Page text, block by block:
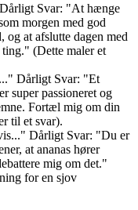
Dårligt Svar: "At hænge
morgen med god
og at afslutte dagen med
(Dette maler et
Dårligt Svar: "Et
super passioneret og
Fortæl mig om din
til et svar).
Dårligt Svar: "Du er
at ananas hører
mig om det."
for en sjov